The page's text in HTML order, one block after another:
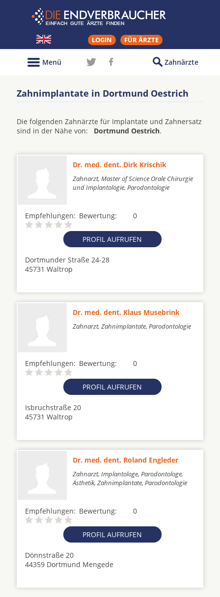
LOGIN FÜR ÄRZTE
Zahnärzte
Menü
Zahnimplantate in Dortmund Oestrich
Die folgenden Zahnärzte für Implantate und Zahnersatz
sind in der Nähe von: Dortmund Oestrich.
Dr. med. dent. Dirk Krischik
Zahnarzt, Master of Science Orale Chirurgie
und Implantologie, Parodontologie
Empfehlungen: 0
Bewertung:
PROFIL AUFRUFEN
Dortmunder Straße 24-28
45731 Waltrop
Dr. med. dent. Klaus Musebrink
Zahnarzt, Zahnimplantate, Parodontologie
Empfehlungen: 0
Bewertung:
PROFIL AUFRUFEN
Isbruchstraße 20
45731 Waltrop
Dr. med. dent. Roland Engleder
Zahnarzt, Implantologe, Parodontologe,
Ästhetik, Zahnimplantate, Parodontologie
Empfehlungen: 0
Bewertung:
PROFIL AUFRUFEN
Dönnstraße 20
44359 Dortmund Mengede